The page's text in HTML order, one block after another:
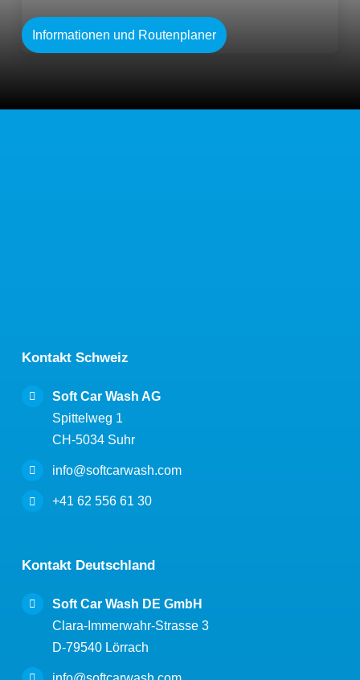
Informationen und Routenplaner
Kontakt Schweiz
Soft Car Wash AG
Spittelweg 1
CH-5034 Suhr
info@softcarwash.com
+41 62 556 61 30
Kontakt Deutschland
Soft Car Wash DE GmbH
Clara-Immerwahr-Strasse 3
D-79540 Lörrach